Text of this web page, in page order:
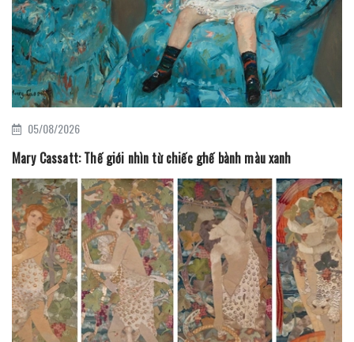
05/08/2026
Mary Cassatt: Thế giới nhìn từ chiếc ghế bành màu xanh